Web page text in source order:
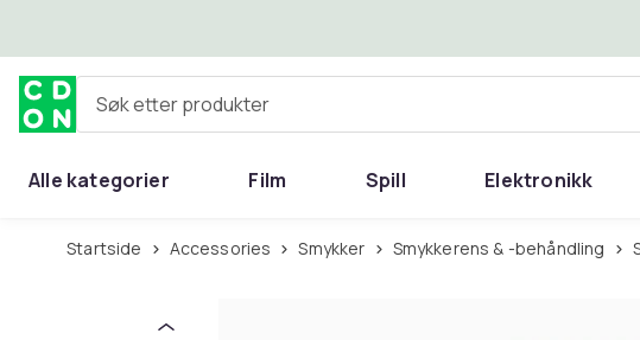
Søk etter produkter
Alle kategorier Film Spill Elektronikk
Startside Accessories Smykker Smykkerens & -behåndling